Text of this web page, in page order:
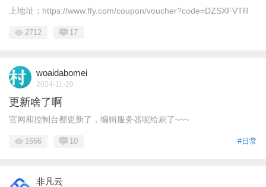
上地址：https://www.ffy.com/coupon/voucher?code=DZSXFVTR
2712 17
woaidabomei
2024-11-20
更新啥了啊
官网和控制台都更新了，编辑服务器呢给刷了~~~
#日常
1666 10
非凡云